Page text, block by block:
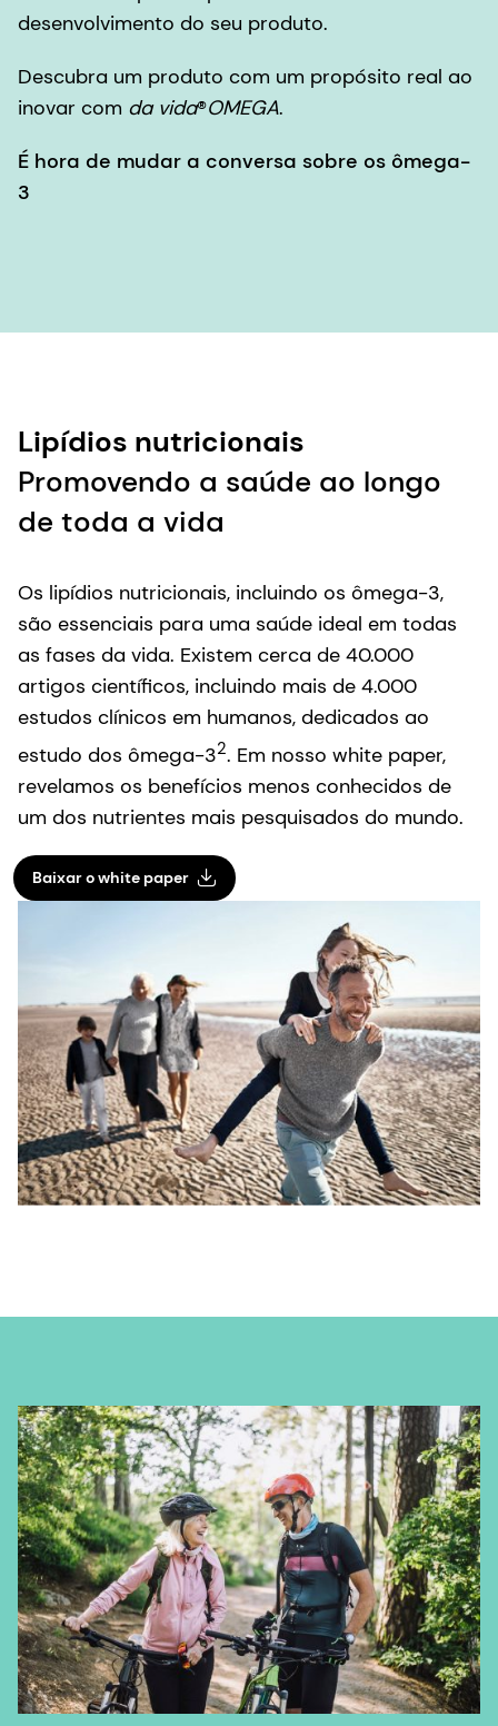
desenvolvimento do seu produto.
Descubra um produto com um propósito real ao
inovar com da vida®OMEGA.
É hora de mudar a conversa sobre os ômega-
3
Lipídios nutricionais
Promovendo a saúde ao longo
de toda a vida
Os lipídios nutricionais, incluindo os ômega-3,
são essenciais para uma saúde ideal em todas
as fases da vida. Existem cerca de 40.000
artigos científicos, incluindo mais de 4.000
estudos clínicos em humanos, dedicados ao
estudo dos ômega-32. Em nosso white paper,
revelamos os benefícios menos conhecidos de
um dos nutrientes mais pesquisados do mundo.
Baixar o white paper